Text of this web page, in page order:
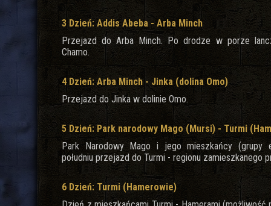
3 Dzień: Addis Abeba - Arba Minch
Przejazd do Arba Minch. Po drodze w porze
Chamo.
4 Dzień: Arba Minch - Jinka (dolina Omo)
Przejazd do Jinka w dolinie Omo.
5 Dzień: Park narodowy Mago (Mursi) - Turmi
Park Narodowy Mago i jego mieszkańcy (grupy
południu przejazd do Turmi - regionu zamieszkanego
6 Dzień: Turmi (Hamerowie)